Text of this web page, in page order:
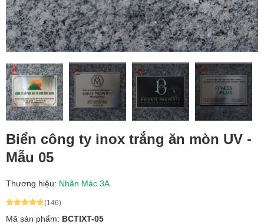
Biển công ty inox trắng ăn mòn UV -
Mẫu 05
Thương hiệu: Nhãn Mác 3A
(146)
Mã sản phẩm: BCTIXT-05